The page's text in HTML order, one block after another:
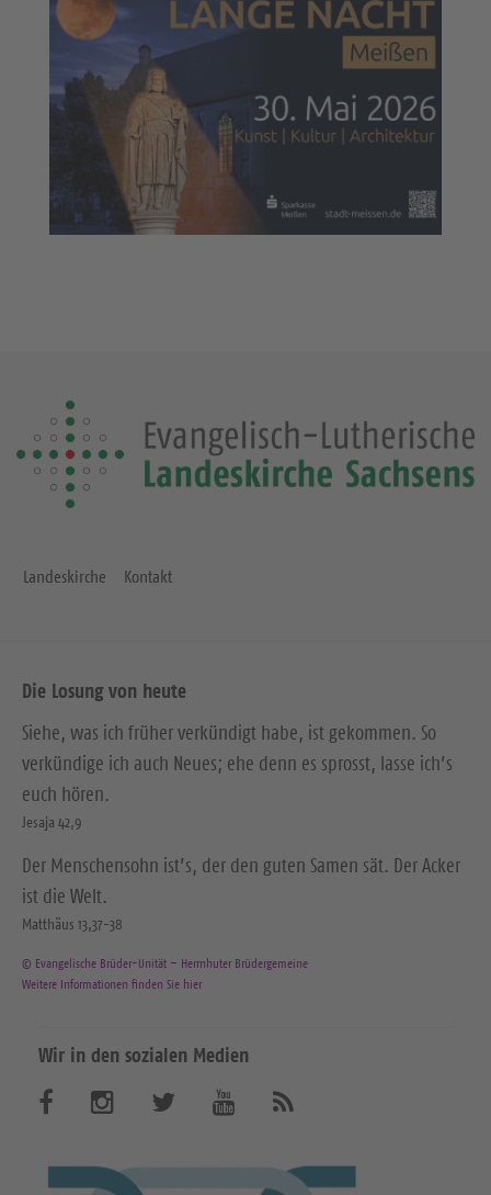
Landeskirche Kontakt
Die Losung von heute
Siehe, was ich früher verkündigt habe, ist gekommen. So
verkündige ich auch Neues; ehe denn es sprosst, lasse ich’s
euch hören.
Jesaja 42,9
Der Menschensohn ist’s, der den guten Samen sät. Der Acker
ist die Welt.
Matthäus 13,37-38
© Evangelische Brüder-Unität – Herrnhuter Brüdergemeine
Weitere Informationen finden Sie hier
Wir in den sozialen Medien
s
s
s
n